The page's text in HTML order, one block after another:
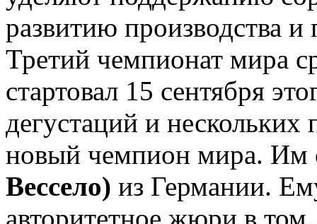
развитию производства и
Третий чемпионат мира
стартовал 15 сентября
дегустаций и
новый чемпион мира. Им
Вессело) из Германии.
авторитетное жюри в